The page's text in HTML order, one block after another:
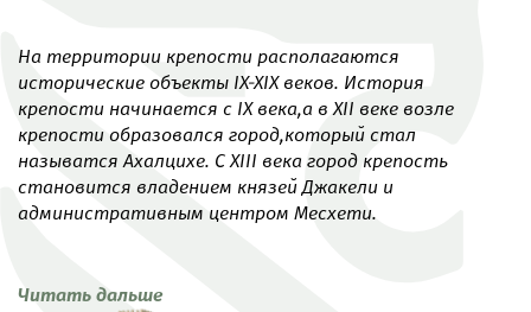
На территории крепости располагаются
исторические объекты IX-XIX веков. История
крепости начинается с IX века,а в XII веке возле
крепости образовался город,который стал
называтся Ахалцихе. С XIII века город крепость
становится владением князей Джакели и
административным центром Месхети.
Читать дальше